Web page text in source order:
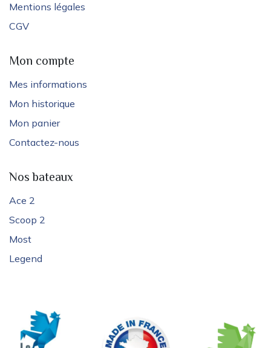
Mentions légales
CGV
Mon compte
Mes informations
Mon historique
Mon panier
Contactez-nous
Nos bateaux
Ace 2
Scoop 2
Most
Legend